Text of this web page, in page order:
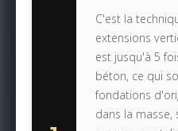
C'est la
extensions
est jusqu'à 5
béton, ce qui
fondations
dans la